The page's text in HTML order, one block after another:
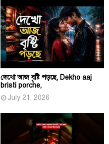
দেখো আজ বৃষ্টি পড়ছে, Dekho aaj
bristi porche,
July 21, 2026